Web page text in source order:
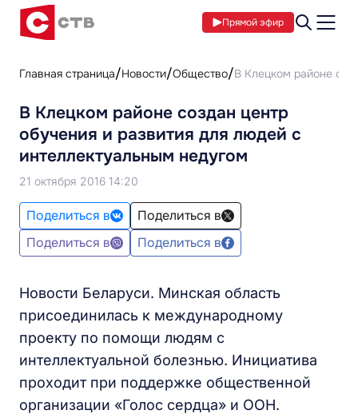
Прямой эфир
Главная страница Новости Общество В Клецком районе
В Клецком районе создан центр
обучения и развития для людей с
интеллектуальным недугом
21 октября 2016 14:20
Поделиться в
Поделиться в
Поделиться в
Поделиться в
Новости Беларуси. Минская область
присоединилась к международному
проекту по помощи людям с
интеллектуальной болезнью. Инициатива
проходит при поддержке общественной
организации «Голос сердца» и ООН.